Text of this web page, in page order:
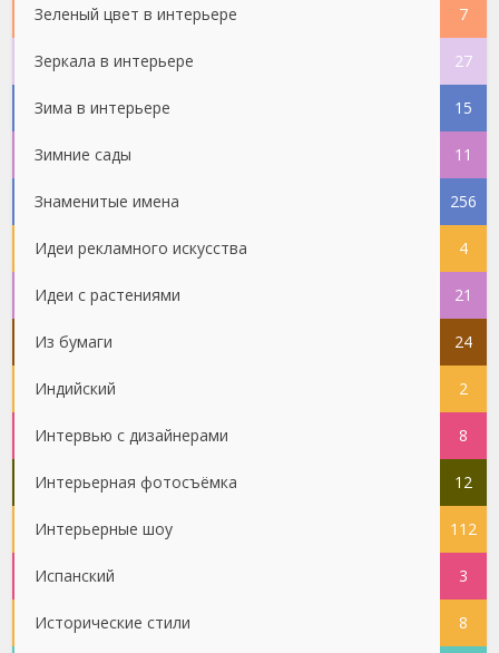
Зеленый цвет в интерьере 7
Зеркала в интерьере 27
Зима в интерьере 15
Зимние сады 11
Знаменитые имена 256
Идеи рекламного искусства 4
Идеи с растениями 21
Из бумаги 24
Индийский 2
Интервью с дизайнерами 8
Интерьерная фотосъёмка 12
Интерьерные шоу 112
Испанский 3
Исторические стили 8